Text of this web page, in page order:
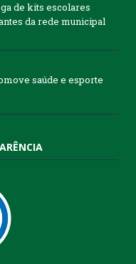
de kits escolares
da rede municipal
saúde e esporte